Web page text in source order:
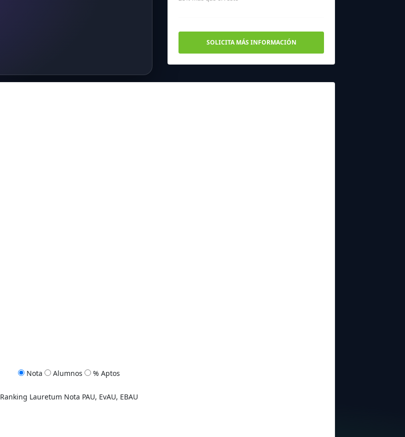
SOLICITA MÁS INFORMACIÓN
Nota Alumnos % Aptos
Ranking Lauretum Nota PAU, EvAU, EBAU